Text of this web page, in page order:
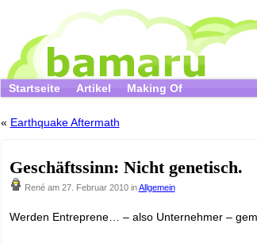
Startseite
Artikel Making Of
« Earthquake Aftermath
Geschäftssinn: Nicht genetisch.
René am 27. Februar 2010 inAllgemein
Werden Entreprene… – also Unternehmer –